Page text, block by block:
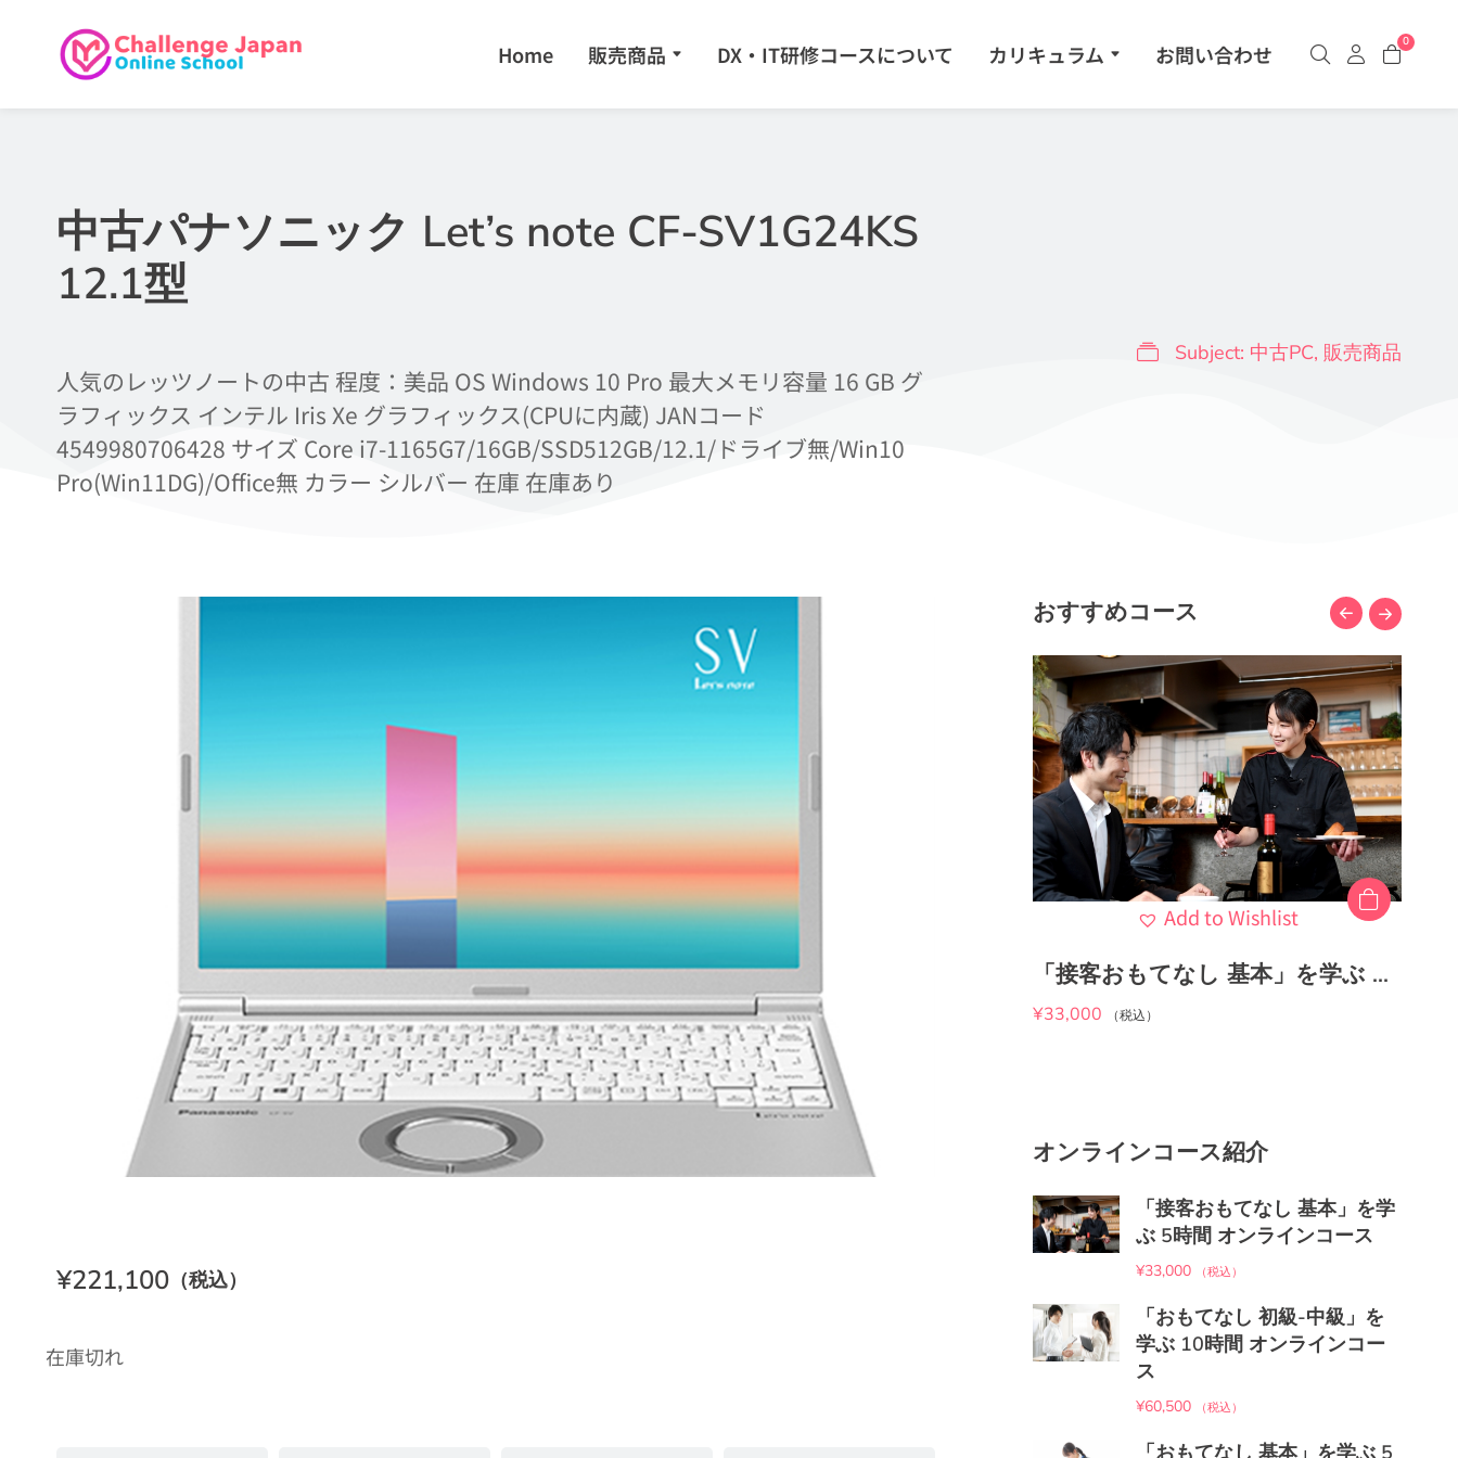
Home 販売商品 DX・IT研修コースについて カリキュラム お問い合わせ 0
中古パナソニック Let’s note CF-SV1G24KS
12.1型
人気のレッツノートの中古 程度：美品 OS Windows 10 Pro 最大メモリ容量 16 GB グ
ラフィックス インテル Iris Xe グラフィックス(CPUに内蔵) JANコード
4549980706428 サイズ Core i7-1165G7/16GB/SSD512GB/12.1/ドライブ無/Win10
Pro(Win11DG)/Office無 カラー シルバー 在庫 在庫あり
Subject: 中古PC, 販売商品
¥221,100 （税込）
在庫切れ
おすすめコース
Add to Wishlist
「おもてなし 初級-中級」を学ぶ 10時間 オンラインコース
¥60,500 （税込）
Add to Wishlist
¥33,000 （税込）
Add to Wishlist
「接客おもてなし 基本」を学ぶ 5時間 オンラインコース
¥33,000 （税込）
オンラインコース紹介
「接客おもてなし 基本」を学
ぶ 5時間 オンラインコース
¥33,000 （税込）
「おもてなし 初級-中級」を
学ぶ 10時間 オンラインコー
ス
¥60,500 （税込）
「おもてなし 基本」を学ぶ 5